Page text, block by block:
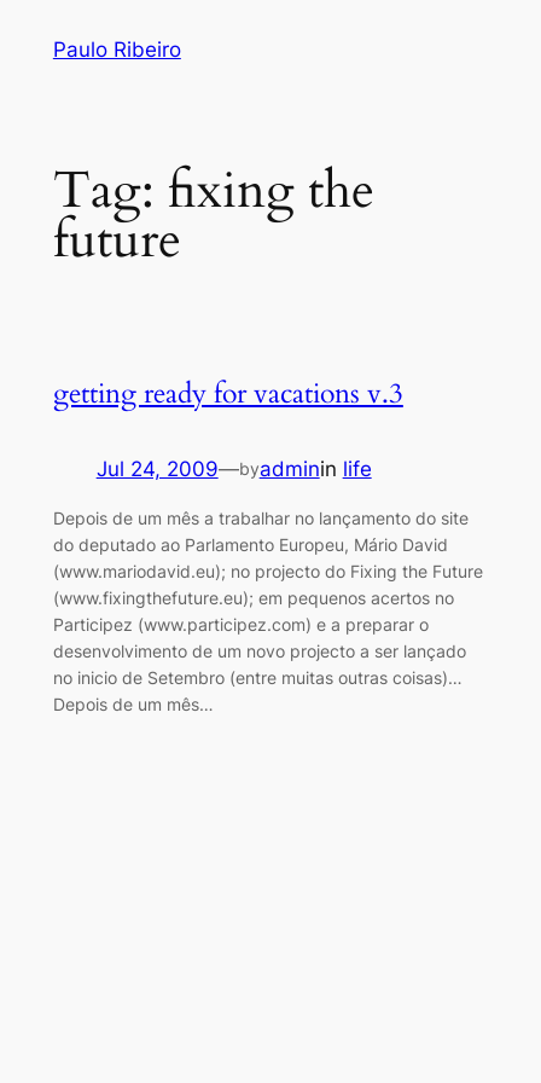
Paulo Ribeiro
Tag: fixing the
future
getting ready for vacations v.3
Jul 24, 2009—byadminin life
Depois de um mês a trabalhar no lançamento do site
do deputado ao Parlamento Europeu, Mário David
(www.mariodavid.eu); no projecto do Fixing the Future
(www.fixingthefuture.eu); em pequenos acertos no
Participez (www.participez.com) e a preparar o
desenvolvimento de um novo projecto a ser lançado
no inicio de Setembro (entre muitas outras coisas)…
Depois de um mês…